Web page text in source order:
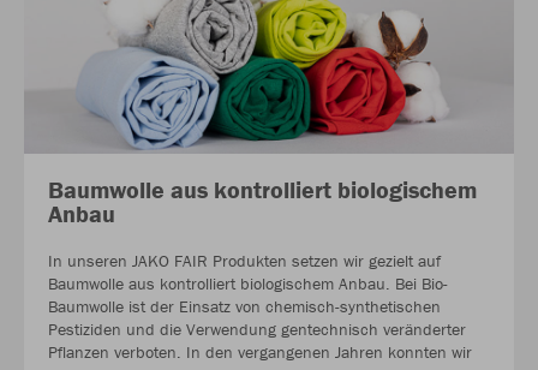
Baumwolle aus kontrolliert biologischem
Anbau
In unseren JAKO FAIR Produkten setzen wir gezielt auf
Baumwolle aus kontrolliert biologischem Anbau. Bei Bio-
Baumwolle ist der Einsatz von chemisch-synthetischen
Pestiziden und die Verwendung gentechnisch veränderter
Pflanzen verboten. In den vergangenen Jahren konnten wir